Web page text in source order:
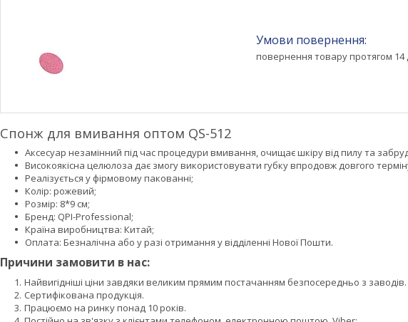
повернення товару протягом 14
Спонж для вмивання оптом QS-512
Аксесуар незамінний під час процедури вмивання, очищає шкіру від пилу та
Високоякісна целюлоза дає змогу використовувати губку впродовж довгого
Реалізується у фірмовому пакованні;
Колір: рожевий;
Розмір: 8*9 см;
Бренд: QPI-Professional;
Країна виробництва: Китай;
Оплата: Безналічна або у разі отримання у відділенні Нової Пошти.
Причини замовити в нас:
Найвигідніші ціни завдяки великим прямим постачанням безпосередньо з заводів.
Сертифікована продукція.
Працюємо на ринку понад 10 років.